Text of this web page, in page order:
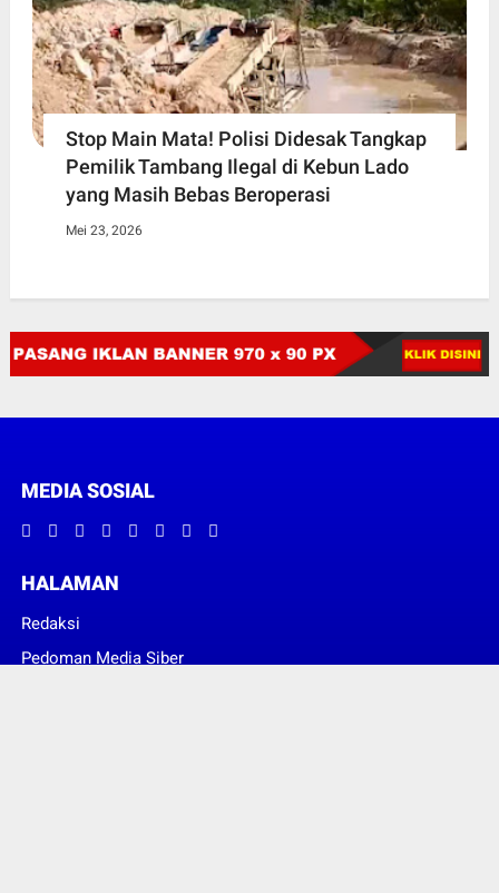
Stop Main Mata! Polisi Didesak Tangkap
Pemilik Tambang Ilegal di Kebun Lado
yang Masih Bebas Beroperasi
Mei 23, 2026
MEDIA SOSIAL
HALAMAN
Redaksi
Pedoman Media Siber